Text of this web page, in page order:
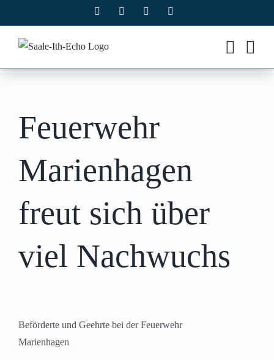
Inhalt
springen
Facebook Instagram
Feuerwehr
Marienhagen
freut sich über
viel Nachwuchs
Beförderte und Geehrte bei der Feuerwehr
Marienhagen